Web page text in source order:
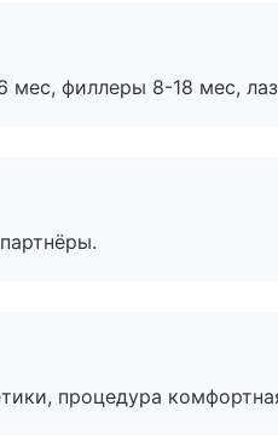
мес, филлеры 8-18 мес,
процедура